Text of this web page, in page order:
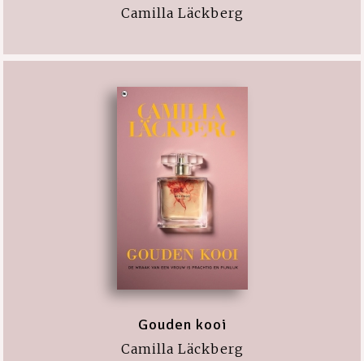
Camilla Läckberg
Gouden kooi
Camilla Läckberg